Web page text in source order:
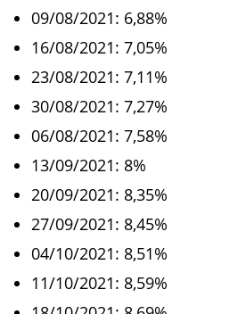
09/08/2021: 6,88%
16/08/2021: 7,05%
23/08/2021: 7,11%
30/08/2021: 7,27%
06/08/2021: 7,58%
13/09/2021: 8%
20/09/2021: 8,35%
27/09/2021: 8,45%
04/10/2021: 8,51%
11/10/2021: 8,59%